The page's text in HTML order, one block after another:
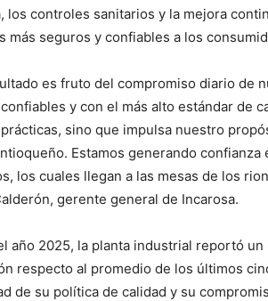
los controles sanitarios y la mejora
más seguros y confiables a los
es fruto del compromiso diario de
y con el más alto estándar de
sino que impulsa nuestro
Estamos generando
los cuales llegan a las mesas de los
gerente general de Incarosa.
año 2025, la planta industrial reportó
respecto al promedio de los últimos
de su política de calidad y su